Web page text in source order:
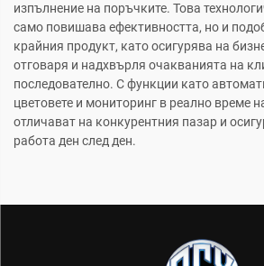
изпълнение на поръчките. Това
само повишава ефективността, но и
крайния продукт, като осигурява на
отговаря и надхвърля очакванията на
последователно. С функции като
цветовете и мониторинг в реално време
отличават на конкурентния пазар и
работа ден след ден.